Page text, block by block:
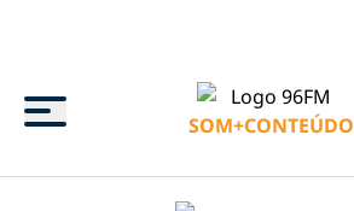
Menu
SOM+CONTEÚDO